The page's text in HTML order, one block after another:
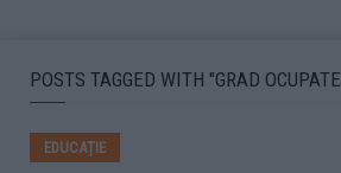
POSTS TAGGED WITH "GRAD
EDUCAȚIE